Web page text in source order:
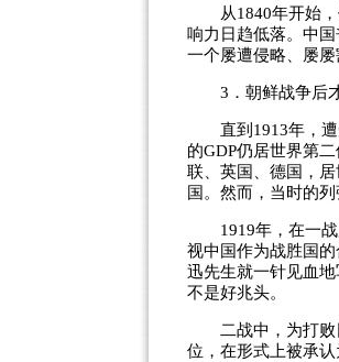
从1840年开始，
响力日趋低落。中
一个屡遭侵略、屡
3．朝鲜战争后才
直到1913年，遭
的GDP仍居世界第
联、英国、德国，
国。然而，当时的
1919年，在一战
视中国作为战胜国
迅先生就一针见血
不是好兆头。
二战中，为打败日
位，在形式上被承